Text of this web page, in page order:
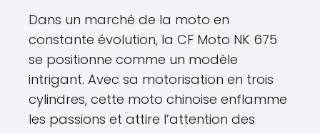
Dans un marché de la moto en
constante évolution, la CF Moto NK 675
se positionne comme un modèle
intrigant. Avec sa motorisation en trois
cylindres, cette moto chinoise enflamme
les passions et attire l’attention des